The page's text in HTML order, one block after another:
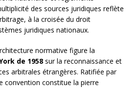
des sources juridiques reflète
à la croisée du droit
juridiques nationaux.
normative figure la
de 1958 sur la reconnaissance et
arbitrales étrangères. Ratifiée par
convention constitue la pierre